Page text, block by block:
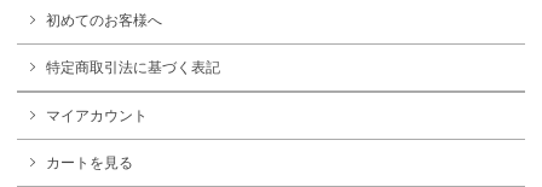
初めてのお客様へ
特定商取引法に基づく表記
マイアカウント
カートを見る